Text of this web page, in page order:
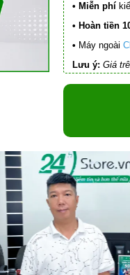
• Miễn phí
• Hoàn tiền
• Máy ngoài
Lưu ý: Giá